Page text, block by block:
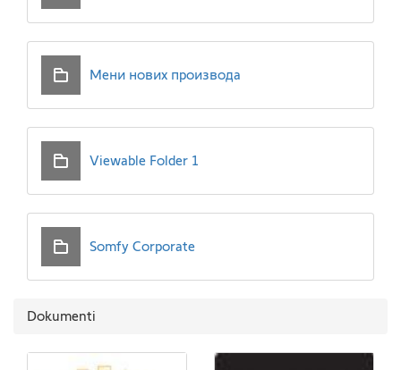
Мени нових производа
Viewable Folder 1
Somfy Corporate
Dokumenti